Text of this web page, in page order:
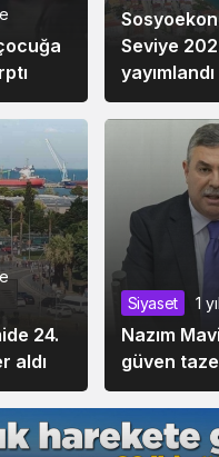
Seviye
yayımlandı
24.
aldı
Siyaset 1
Nazım
güven